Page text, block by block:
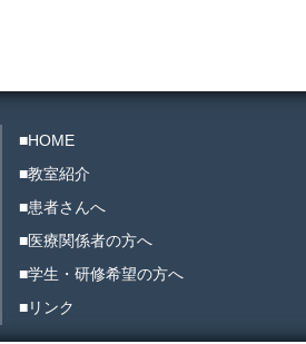
■HOME
■教室紹介
■患者さんへ
■医療関係者の方へ
■学生・研修希望の方へ
■リンク